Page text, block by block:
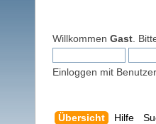
Willkommen Gast .
Einloggen mit
Übersicht Hilfe